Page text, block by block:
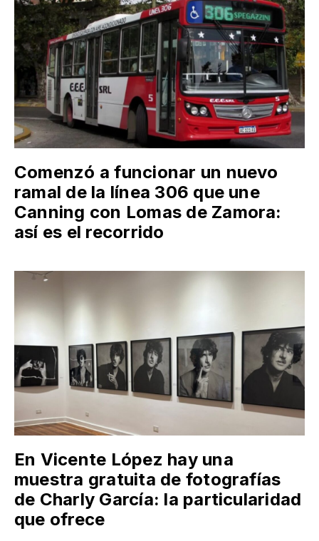
Comenzó a funcionar un nuevo
ramal de la línea 306 que une
Canning con Lomas de Zamora:
así es el recorrido
En Vicente López hay una
muestra gratuita de fotografías
de Charly García: la particularidad
que ofrece